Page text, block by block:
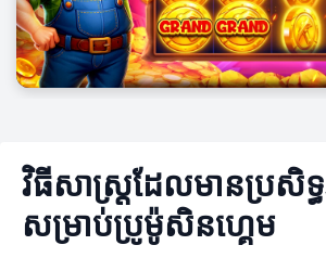
វិធីសាស្ត្រដែលមានប្រសិទ្
សម្រាប់ប្រូម៉ូសិនហ្គេម